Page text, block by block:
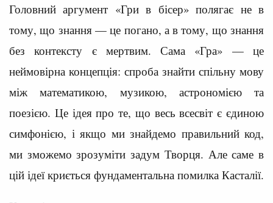
Головний аргумент «Гри в бісер» полягає не в
тому, що знання — це погано, а в тому, що знання
без контексту є мертвим. Сама «Гра» — це
неймовірна концепція: спроба знайти спільну мову
між математикою, музикою, астрономією та
поезією. Це ідея про те, що весь всесвіт є єдиною
симфонією, і якщо ми знайдемо правильний код,
ми зможемо зрозуміти задум Творця. Але саме в
цій ідеї криється фундаментальна помилка Касталії.